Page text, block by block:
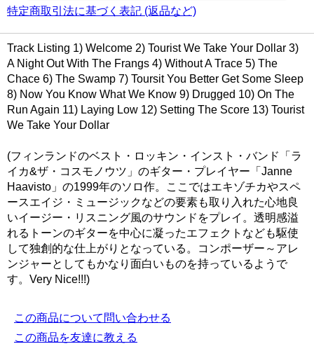
特定商取引法に基づく表記 (返品など)
Track Listing 1) Welcome 2) Tourist We Take Your Dollar 3)
A Night Out With The Frangs 4) Without A Trace 5) The
Chace 6) The Swamp 7) Toursit You Better Get Some Sleep
8) Now You Know What We Know 9) Drugged 10) On The
Run Again 11) Laying Low 12) Setting The Score 13) Tourist
We Take Your Dollar
(フィンランドのベスト・ロッキン・インスト・バンド「ラ
イカ&ザ・コスモノウツ」のギター・プレイヤー「Janne
Haavisto」の1999年のソロ作。ここではエキゾチカやスペ
ースエイジ・ミュージックなどの要素も取り入れた心地良
いイージー・リスニング風のサウンドをプレイ。透明感溢
れるトーンのギターを中心に凝ったエフェクトなども駆使
して独創的な仕上がりとなっている。コンポーザー～アレ
ンジャーとしてもかなり面白いものを持っているようで
す。Very Nice!!!)
この商品について問い合わせる
この商品を友達に教える